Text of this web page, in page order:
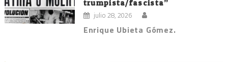
trumpista/fascista”
julio 28, 2026
Enrique Ubieta Gómez.